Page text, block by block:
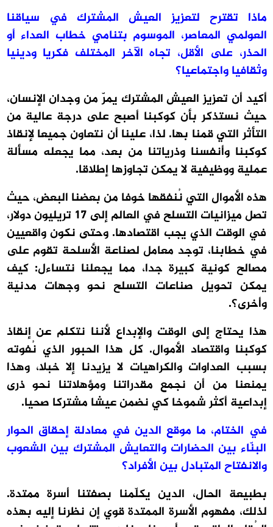
ماذا تقترح لتعزيز العيش المشترك في سياقنا
العولمي المعاصر، الموسوم بتنامي خطاب العداء أو
الحذر، على الأقل، تجاه الآخر المختلف فكريا ودينيا
وثقافيا واجتماعيا؟
أكيد أن تعزيز العيش المشترك يمرّ من وجدان الإنسان،
حيث نستذكر بأن كوكبنا أصبح على درجة عالية من
التأثر التي قمنا بها. لذا، علينا أن نتعاون جميعا لإنقاذ
كوكبنا وأنفسنا وذرياتنا من بعد، مما يجعله مسألة
عملية ووظيفية لا يمكن تجاوزها إطلاقا.
هذه الأموال التي نُنفقها خوفا من بعضنا البعض، حيث
تصل ميزانيات التسلح في العالم إلى 17 تريليون دولار،
في الوقت الذي يجب اقتصادها. وحتى نكون واقعيين
في خطابنا، توجد معامل لصناعة الأسلحة تقوم على
مصالح كونية كبيرة جدا، مما يجعلنا نتساءل: كيف
يمكن تحويل صناعات التسلح نحو وجهات مدنية
وأخرى؟.
هذا يحتاج إلى الوقت والإبداع لأننا نتكلم عن إنقاذ
كوكبنا واقتصاد الأموال. كل هذا الحبور الذي نُفوته
بسبب العداوات والكراهيات لا يزيدنا إلا خبلا، وهذا
يمنعنا من أن نجمع مقدراتنا ومؤهلاتنا نحو ذرى
إبداعية أكثر شموخا كي نضمن عيشا مشتركا صحيا.
في الختام، ما موقع الدين في معادلة إحقاق الحوار
البنّاء بين الحضارات والتعايش المشترك بين الشعوب
والانفتاح المتبادل بين الأفراد؟
بطبيعة الحال، الدين يكلّمنا بصفتنا أسرة ممتدة.
لذلك، مفهوم الأسرة الممتدة قوي إن نظرنا إليه بهذه